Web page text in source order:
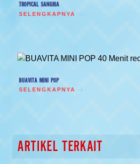
TROPICAL SANGRIA
SELENGKAPNYA
BUAVITA MINI POP
SELENGKAPNYA
ARTIKEL TERKAIT